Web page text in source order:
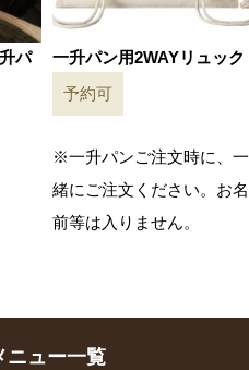
パ
一升パン用2WAYリュック
予約可
※一升パンご注文時に、一
緒にご注文ください。お名
前等は入りません。
ニュー一覧